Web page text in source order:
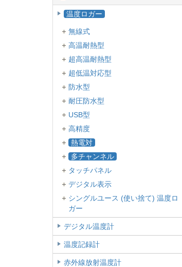
温度ロガー
無線式
高温耐熱型
超高温耐熱型
超低温対応型
防水型
耐圧防水型
USB型
高精度
熱電対
多チャンネル
タッチパネル
デジタル表示
シングルユース (使い捨て) 温度ロ
ガー
デジタル温度計
温度記録計
赤外線放射温度計